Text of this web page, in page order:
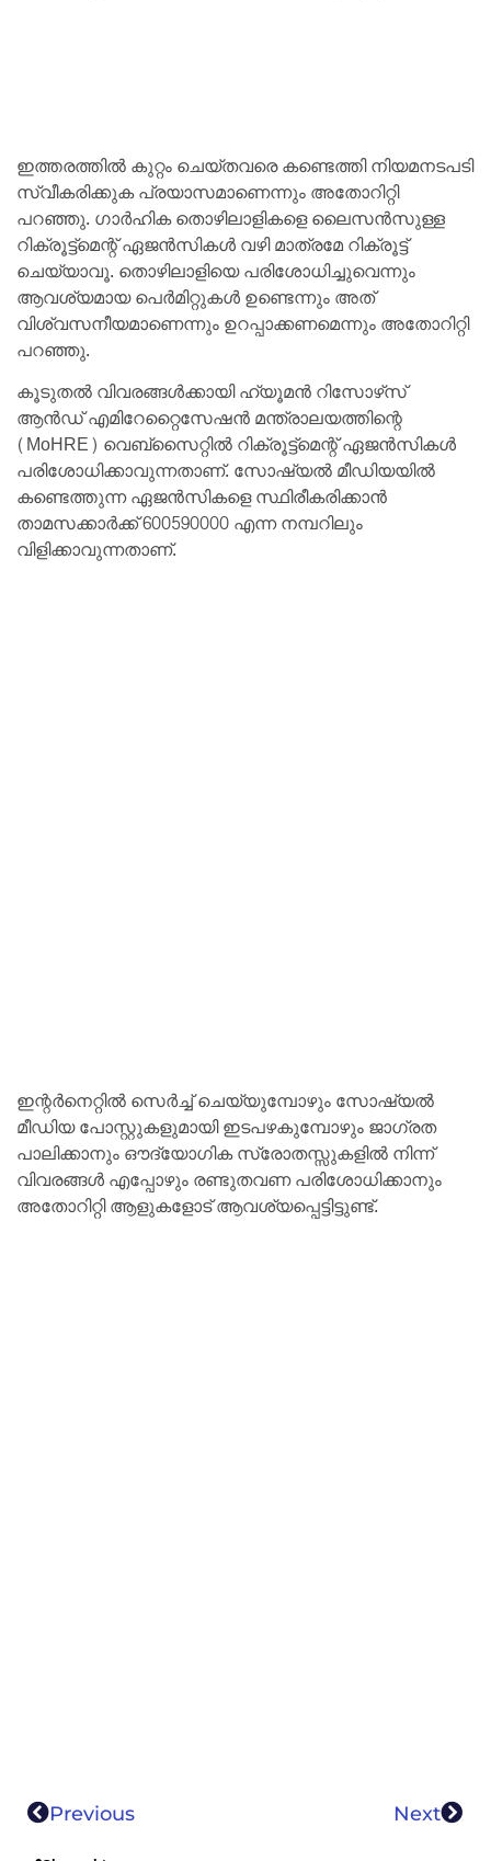
ഇത്തരത്തിൽ കുറ്റം ചെയ്തവരെ കണ്ടെത്തി നിയമനടപടി
സ്വീകരിക്കുക പ്രയാസമാണെന്നും അതോറിറ്റി
പറഞ്ഞു. ഗാർഹിക തൊഴിലാളികളെ ലൈസൻസുള്ള
റിക്രൂട്ട്‌മെന്റ് ഏജൻസികൾ വഴി മാത്രമേ റിക്രൂട്ട്
ചെയ്യാവൂ. തൊഴിലാളിയെ പരിശോധിച്ചുവെന്നും
ആവശ്യമായ പെർമിറ്റുകൾ ഉണ്ടെന്നും അത്
വിശ്വസനീയമാണെന്നും ഉറപ്പാക്കണമെന്നും അതോറിറ്റി
പറഞ്ഞു.
കൂടുതൽ വിവരങ്ങൾക്കായി ഹ്യൂമൻ റിസോഴ്‌സ്
ആൻഡ് എമിറേറ്റൈസേഷൻ മന്ത്രാലയത്തിന്റെ
(MoHRE) വെബ്‌സൈറ്റിൽ റിക്രൂട്ട്‌മെന്റ് ഏജൻസികൾ
പരിശോധിക്കാവുന്നതാണ്. സോഷ്യൽ മീഡിയയിൽ
കണ്ടെത്തുന്ന ഏജൻസികളെ സ്ഥിരീകരിക്കാൻ
താമസക്കാർക്ക് 600590000 എന്ന നമ്പറിലും
വിളിക്കാവുന്നതാണ്.
ഇന്റർനെറ്റിൽ സെർച്ച് ചെയ്യുമ്പോഴും സോഷ്യൽ
മീഡിയ പോസ്റ്റുകളുമായി ഇടപഴകുമ്പോഴും ജാഗ്രത
പാലിക്കാനും ഔദ്യോഗിക സ്രോതസ്സുകളിൽ നിന്ന്
വിവരങ്ങൾ എപ്പോഴും രണ്ടുതവണ പരിശോധിക്കാനും
അതോറിറ്റി ആളുകളോട് ആവശ്യപ്പെട്ടിട്ടുണ്ട്.
Previous Next